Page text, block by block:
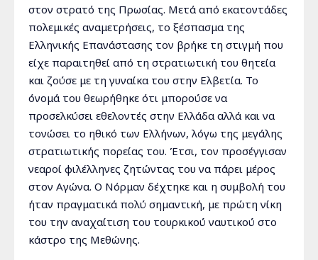
στον στρατό της Πρωσίας. Μετά από εκατοντάδες
πολεμικές αναμετρήσεις, το ξέσπασμα της
Ελληνικής Επανάστασης τον βρήκε τη στιγμή που
είχε παραιτηθεί από τη στρατιωτική του θητεία
και ζούσε με τη γυναίκα του στην Ελβετία. Το
όνομά του θεωρήθηκε ότι μπορούσε να
προσελκύσει εθελοντές στην Ελλάδα αλλά και να
τονώσει το ηθικό των Ελλήνων, λόγω της μεγάλης
στρατιωτικής πορείας του. Έτσι, τον προσέγγισαν
νεαροί φιλέλληνες ζητώντας του να πάρει μέρος
στον Αγώνα. Ο Νόρμαν δέχτηκε και η συμβολή του
ήταν πραγματικά πολύ σημαντική, με πρώτη νίκη
του την αναχαίτιση του τουρκικού ναυτικού στο
κάστρο της Μεθώνης.